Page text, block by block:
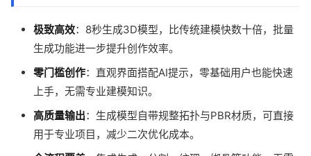
极致高效：8秒生成3D模型，比传统建模快数十倍，批量
生成功能进一步提升创作效率。
零门槛创作：直观界面搭配AI提示，零基础用户也能快速
上手，无需专业建模知识。
高质量输出：生成模型自带规整拓扑与PBR材质，可直接
用于专业项目，减少二次优化成本。